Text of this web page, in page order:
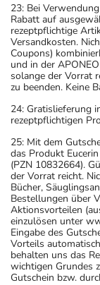
23: Bei
Rabatt auf
rezeptpflichtige
Versandkosten.
Coupons)
und in der
solange der Vorrat
zu beenden. Keine
24: Gratislieferung
rezeptpflichtigen
25: Mit dem
das Produkt
(PZN 10832664).
der Vorrat reicht.
Bücher,
Bestellungen über
Aktionsvorteilen
einzulösen unter
Eingabe des
Vorteils
behalten uns das
wichtigen Grundes
Gutschein bzw.